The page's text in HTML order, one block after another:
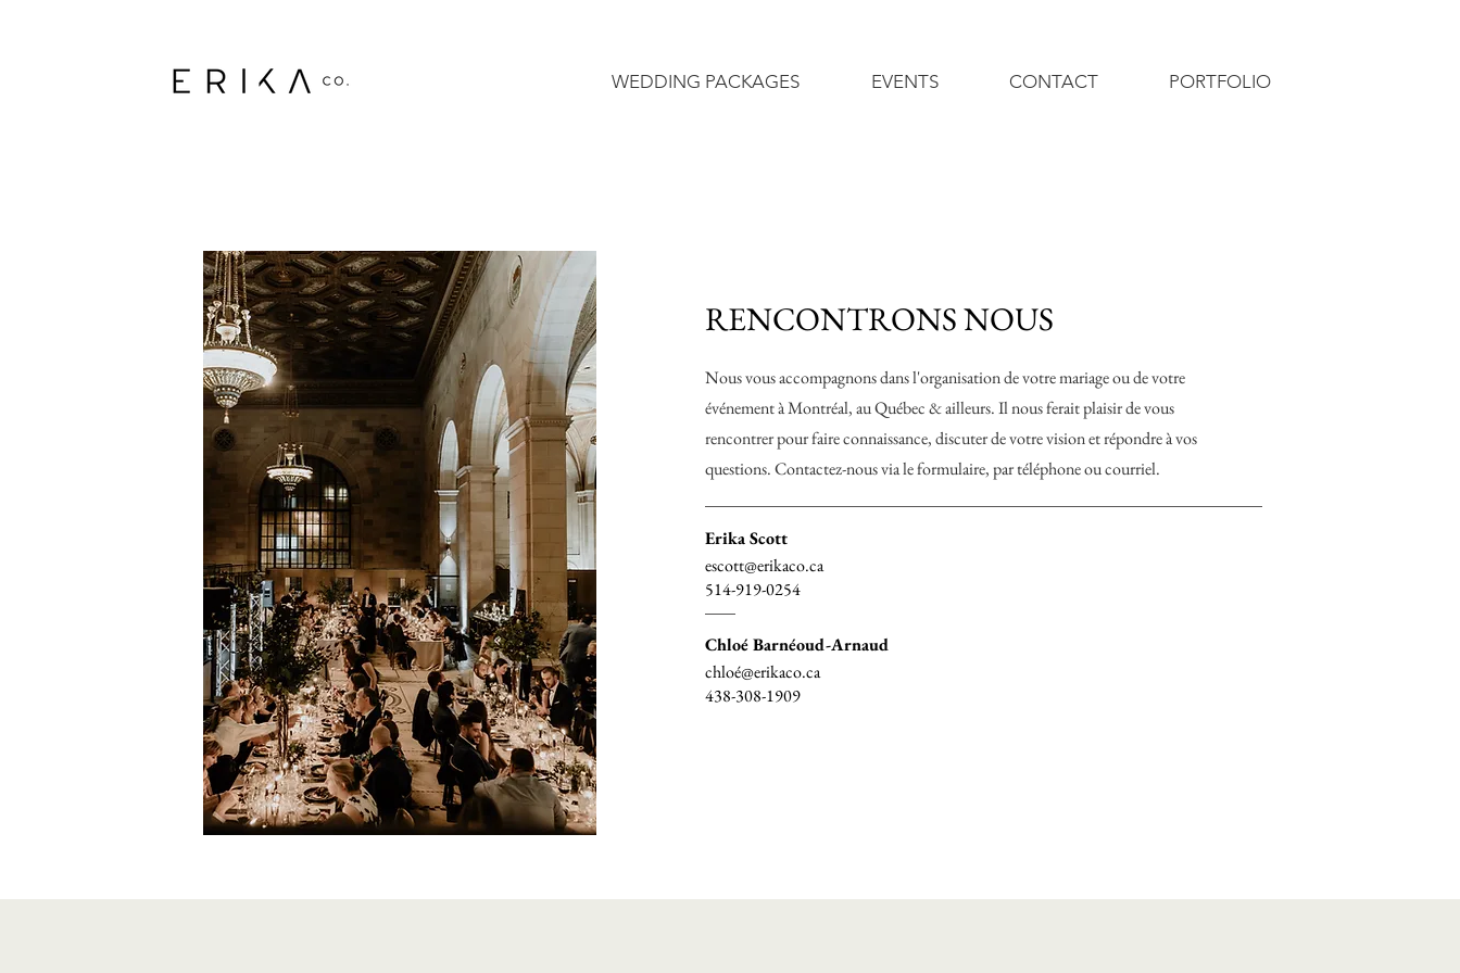
WEDDING PACKAGES EVENTS CONTACT PORTFOLIO
RENCONTRONS NOUS
Nous vous accompagnons dans l'organisation de votre mariage ou de votre
événement à Montréal, au Québec & ailleurs. Il nous ferait plaisir de vous
rencontrer pour faire connaissance, discuter de votre vision et répondre à vos
questions.Contactez-nous via le formulaire, par téléphone ou courriel.
Erika Scott
escott@erikaco.ca
514-919-0254
Chloé Barnéoud-Arnaud
chloé@erikaco.ca
438-308-1909